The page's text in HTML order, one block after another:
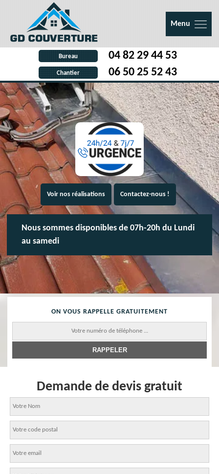
Menu
Bureau 04 82 29 44 53
Chantier 06 50 25 52 43
Voir nos réalisations Contactez-nous !
Nous sommes disponibles de 07h-20h du Lundi
au samedi
ON VOUS RAPPELLE GRATUITEMENT
Demande de devis gratuit